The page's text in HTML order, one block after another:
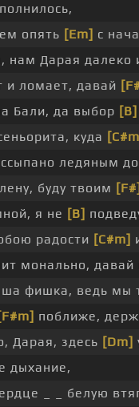
опять [Em] с
нам Дарая далеко
и ломает, давай
Бали, да выбор [B]
куда
ледяным
буду твоим [F#]
я не [B]
радости [C#m]
монально,
фишка, ведь мы
[F#m] поближе,
Дарая, здесь [Dm]
дыхание,
_ _ белую